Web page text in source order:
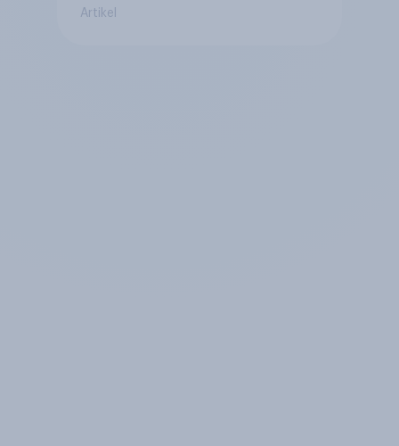
Artikel